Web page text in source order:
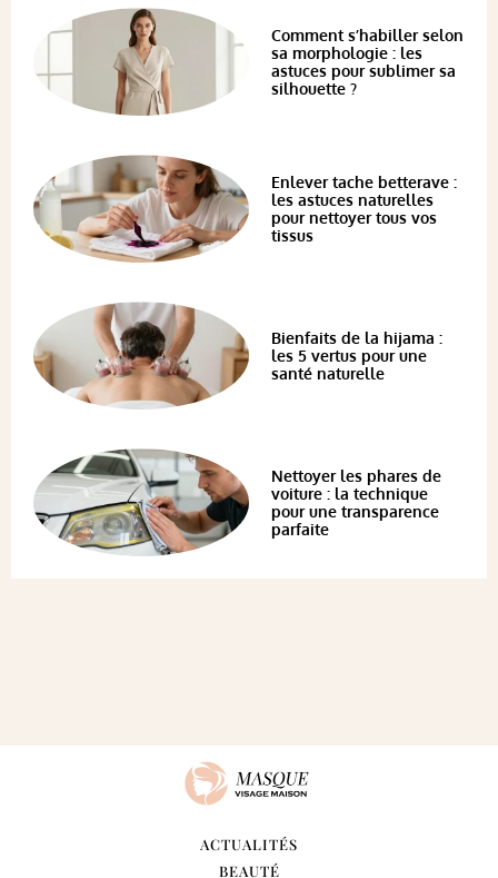
Comment s’habiller selon
sa morphologie : les
astuces pour sublimer sa
silhouette ?
Enlever tache betterave :
les astuces naturelles
pour nettoyer tous vos
tissus
Bienfaits de la hijama :
les 5 vertus pour une
santé naturelle
Nettoyer les phares de
voiture : la technique
pour une transparence
parfaite
ACTUALITÉS
BEAUTÉ